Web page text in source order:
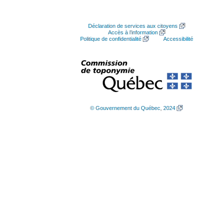
Déclaration de services aux citoyens
Accès à l’information
Politique de confidentialité
Accessibilité
© Gouvernement du Québec, 2024